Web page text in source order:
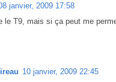
janvier, 2009 17:58
le T9, mais si ça peut me
10 janvier, 2009 22:45